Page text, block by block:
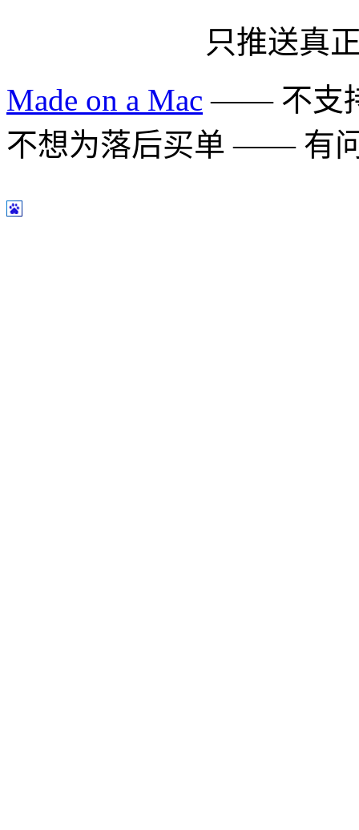
只推送真
Made on a Mac —— 不支
不想为落后买单 —— 有